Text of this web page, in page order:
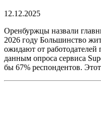
12.12.2025
Оренбуржцы назвали
2026 году Большинство
ожидают от
данным опроса сервиса
бы 67% респондентов.